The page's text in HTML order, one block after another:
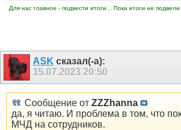
Для нас главное - подвести итоги... Пока итоги не
ASK сказал(-а):
15.07.2023 20:50
Сообщение от ZZZhanna
да, я читаю. И проблема в том, что
МЧД на сотрудников.